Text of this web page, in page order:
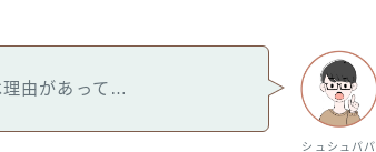
シュシュパパ
理由があって…